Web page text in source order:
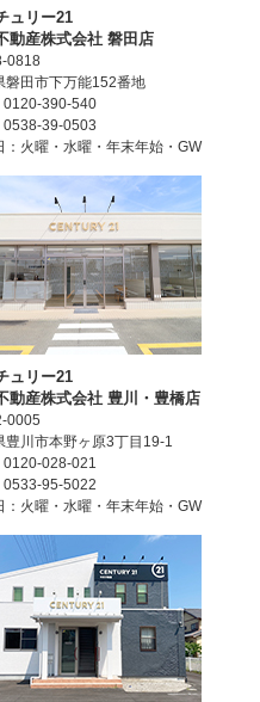
ュリー21
動産株式会社 磐田店
0818
磐田市下万能152番地
0120-390-540
0538-39-0503
：火曜・水曜・年末年始・GW
ュリー21
動産株式会社 豊川・豊橋店
0005
豊川市本野ヶ原3丁目19-1
0120-028-021
0533-95-5022
：火曜・水曜・年末年始・GW